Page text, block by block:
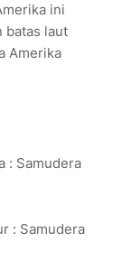
ini
batas laut
Amerika
: Samudera
: Samudera